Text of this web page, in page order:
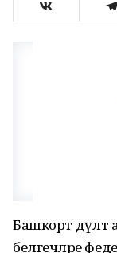
Башкорт дәүләт
белгечләре